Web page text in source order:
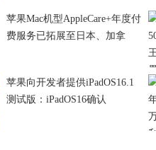
苹果Mac机型AppleCare+年度付
费服务已拓展至日本、加拿
苹果向开发者提供iPadOS16.1
测试版：iPadOS16确认